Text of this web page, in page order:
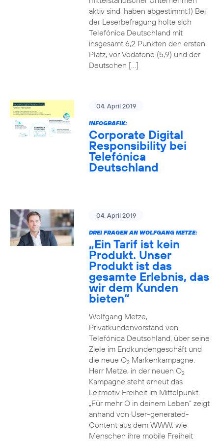
aktiv sind, haben abgestimmt.1) Bei
der Leserbefragung holte sich
Telefónica Deutschland mit
insgesamt 6,2 Punkten den ersten
Platz, vor Vodafone (5,9) und der
Deutschen […]
04. April 2019
INFOGRAFIK:
Corporate Digital
Responsibility bei
Telefónica
Deutschland
04. April 2019
DREI FRAGEN AN WOLFGANG METZE:
„Ein Tarif ist kein
Produkt. Unser
Produkt ist das
gesamte Erlebnis, das
wir dem Kunden
bieten“
Wolfgang Metze,
Privatkundenvorstand von
Telefónica Deutschland, über seine
Ziele im Endkundengeschäft und
die neue O2Markenkampagne.
Herr Metze, in der neuen O2
Kampagne steht erneut das
Leitmotiv Freiheit im Mittelpunkt.
„Für mehr O in deinem Leben“ zeigt
anhand von User-generated-
Content aus dem WWW, wie
Menschen ihre mobile Freiheit